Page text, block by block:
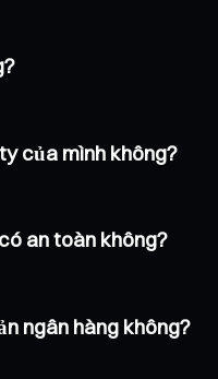
của mình không?
an toàn không?
ngân hàng không?